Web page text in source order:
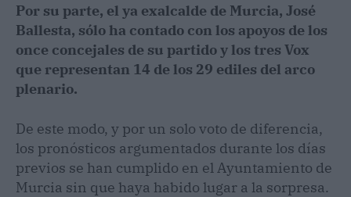
Por su parte, el ya exalcalde de Murcia, José
Ballesta, sólo ha contado con los apoyos de los
once concejales de su partido y los tres Vox
que representan 14 de los 29 ediles del arco
plenario.
De este modo, y por un solo voto de diferencia,
los pronósticos argumentados durante los días
previos se han cumplido en el Ayuntamiento de
Murcia sin que haya habido lugar a la sorpresa.